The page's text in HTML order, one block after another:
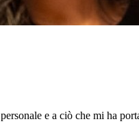
personale e a ciò che mi ha